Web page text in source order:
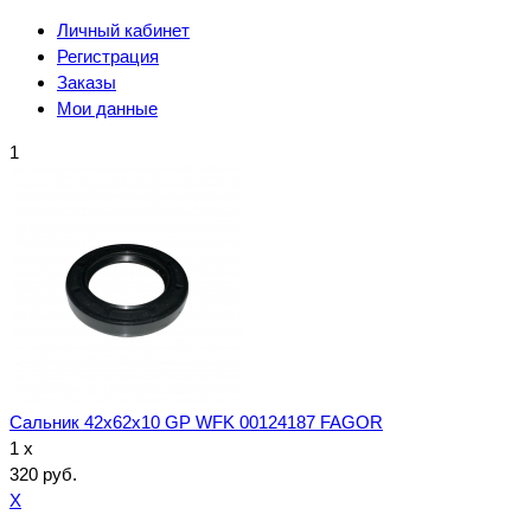
Личный кабинет
Регистрация
Заказы
Мои данные
1
Сальник 42x62x10 GP WFK 00124187 FAGOR
1 x
320 руб.
X